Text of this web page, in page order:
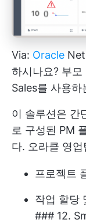
Via: Oracle
하시나요? 부
Sales를 사용하
이 솔루션은 간
로 구성된 PM
다. 오라클 영
프로젝트
작업 할당
### 12.